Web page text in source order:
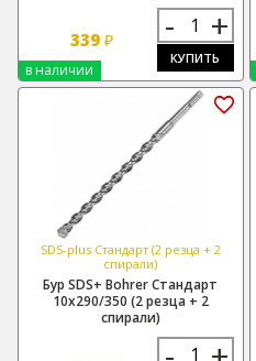
339₽ - +
КУПИТЬ
в наличии
SDS-plus Стандарт (2 резца + 2
спирали)
Бур SDS+ Bohrer Стандарт
10х290/350 (2 резца + 2
спирали)